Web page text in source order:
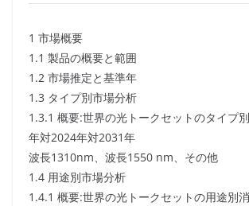
1 市場概要
1.1 製品の概要と範囲
1.2 市場推定と基準年
1.3 タイプ別市場分析
1.3.1 概要:世界の光トークセットのタイプ
年対2024年対2031年
波長1310nm、波長1550 nm、その他
1.4 用途別市場分析
1.4.1 概要:世界の光トークセットの用途別